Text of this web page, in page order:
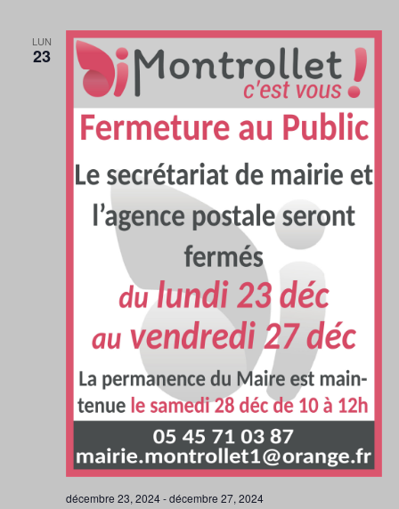
LUN
23
décembre 23, 2024-décembre 27, 2024